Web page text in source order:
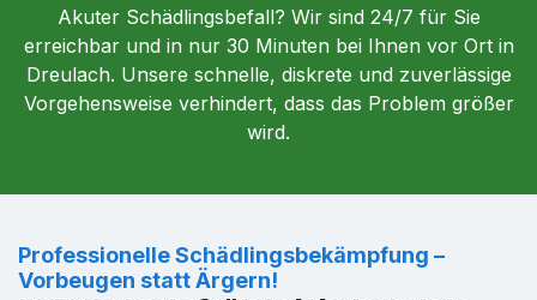
Akuter Schädlingsbefall? Wir sind 24/7 für Sie
erreichbar und in nur 30 Minuten bei Ihnen vor Ort in
Dreulach. Unsere schnelle, diskrete und zuverlässige
Vorgehensweise verhindert, dass das Problem größer
wird.
Professionelle Schädlingsbekämpfung –
Vorbeugen statt Ärgern!